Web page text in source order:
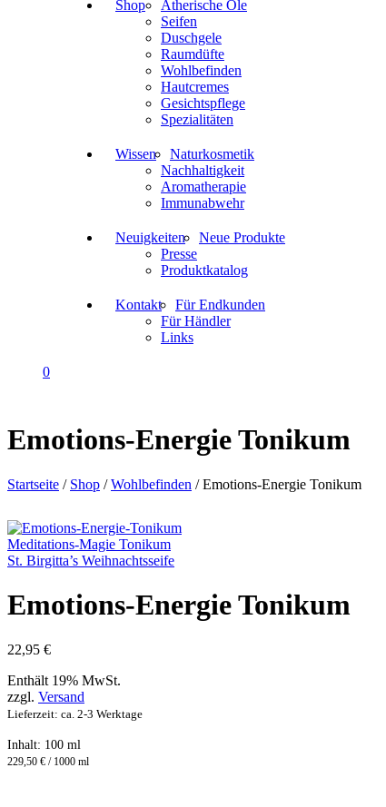
Shop
Ätherische Öle
Seifen
Duschgele
Raumdüfte
Wohlbefinden
Hautcremes
Gesichtspflege
Spezialitäten
Wissen
Naturkosmetik
Nachhaltigkeit
Aromatherapie
Immunabwehr
Neuigkeiten
Neue Produkte
Presse
Produktkatalog
Kontakt
Für Endkunden
Für Händler
Links
0
Emotions-Energie Tonikum
Startseite / Shop / Wohlbefinden /Emotions-Energie Tonikum
Meditations-Magie Tonikum
St. Birgitta’s Weihnachtsseife
Emotions-Energie Tonikum
22,95 €
Enthält 19% MwSt.
zzgl. Versand
Lieferzeit: ca. 2-3 Werktage
Inhalt: 100 ml
229,50 € / 1000 ml